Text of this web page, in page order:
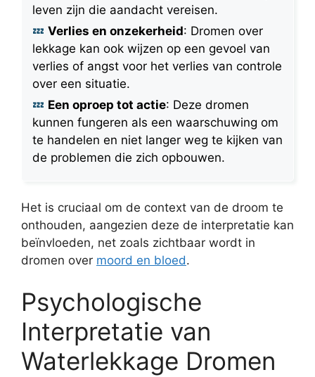
leven zijn die aandacht vereisen.
Verlies en onzekerheid: Dromen over
lekkage kan ook wijzen op een gevoel van
verlies of angst voor het verlies van controle
over een situatie.
Een oproep tot actie: Deze dromen
kunnen fungeren als een waarschuwing om
te handelen en niet langer weg te kijken van
de problemen die zich opbouwen.
Het is cruciaal om de context van de droom te
onthouden, aangezien deze de interpretatie kan
beïnvloeden, net zoals zichtbaar wordt in
dromen over moord en bloed.
Psychologische
Interpretatie van
Waterlekkage Dromen